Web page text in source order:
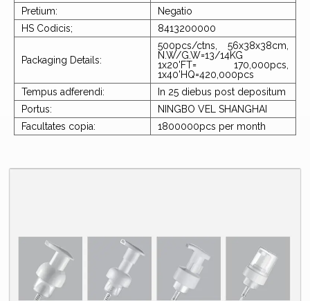
Pretium:
Negatio
HS Codicis;
8413200000
Packaging Details:
500pcs/ctns, 56x38x38cm,
N.W/G.W=13/14KG
1x20'FT= 170,000pcs,
1x40'HQ=420,000pcs
Tempus adferendi:
In 25 diebus post depositum
Portus:
NINGBO VEL SHANGHAI
Facultates copia:
1800000pcs per month